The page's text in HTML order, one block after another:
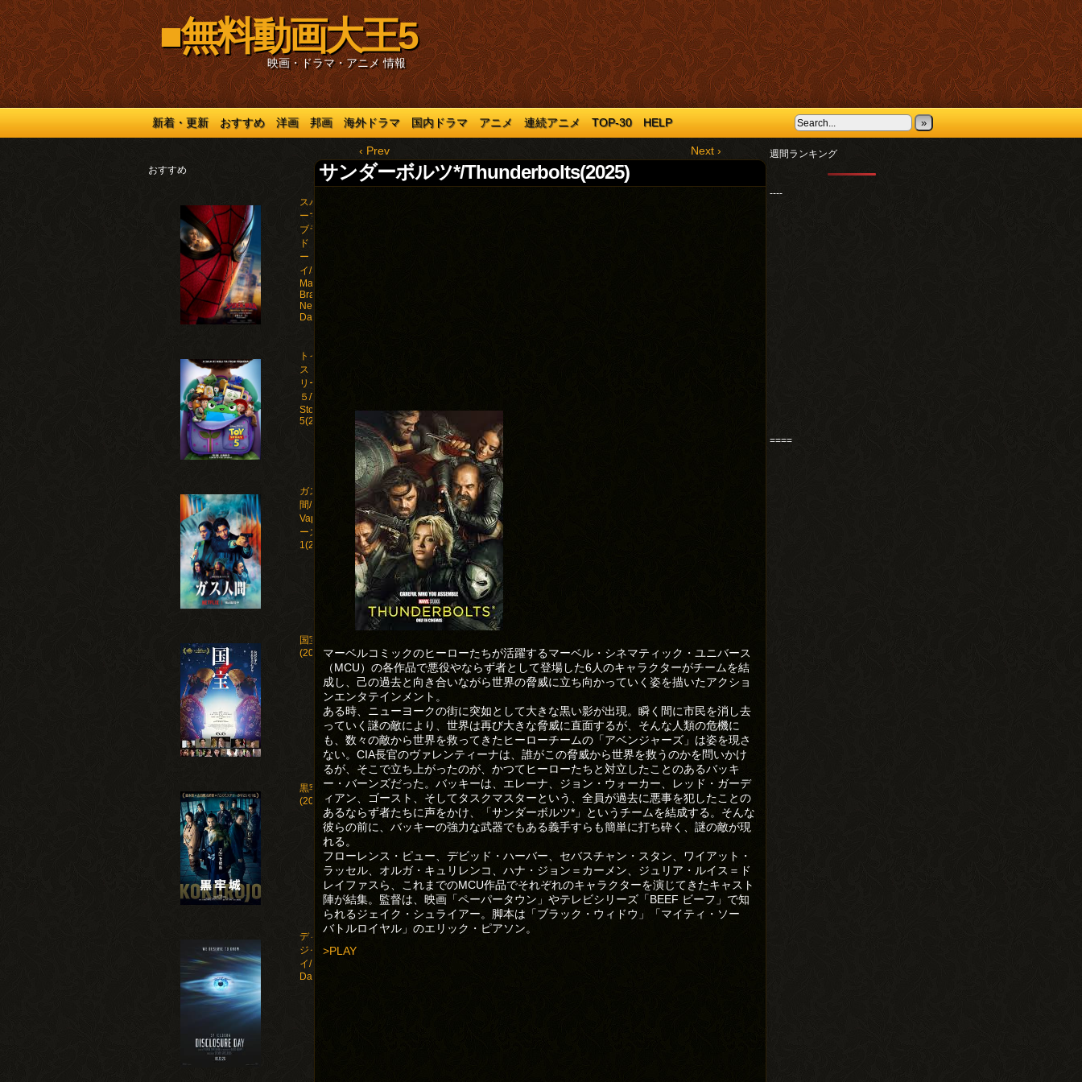
■無料動画大王5
映画・ドラマ・アニメ 情報
新着・更新 おすすめ 洋画 邦画 海外ドラマ 国内ドラマ アニメ 連続アニメ TOP-30 HELP »
おすすめ
スパイダ
ーマン：
ブラン
ド・ニュ
ー・デ
イ/Spider-
Man:
Brand
New
Day(2026)
トイ・
ストー
リー
５/Toy
Story
5(2026)
ガス人
間/Human
Vapor シ
ーズン
1(2026)
国宝
(2025)
黒牢城
(2026)
ディスクロー
ジャー・デ
イ/Disclosure
Day(2026)
‹ Prev Next ›
サンダーボルツ*/Thunderbolts(2025)
マーベルコミックのヒーローたちが活躍するマーベル・シネマティック・ユニバース
（MCU）の各作品で悪役やならず者として登場した6人のキャラクターがチームを結
成し、己の過去と向き合いながら世界の脅威に立ち向かっていく姿を描いたアクショ
ンエンタテインメント。
ある時、ニューヨークの街に突如として大きな黒い影が出現。瞬く間に市民を消し去
っていく謎の敵により、世界は再び大きな脅威に直面するが、そんな人類の危機に
も、数々の敵から世界を救ってきたヒーローチームの「アベンジャーズ」は姿を現さ
ない。CIA長官のヴァレンティーナは、誰がこの脅威から世界を救うのかを問いかけ
るが、そこで立ち上がったのが、かつてヒーローたちと対立したことのあるバッキ
ー・バーンズだった。バッキーは、エレーナ、ジョン・ウォーカー、レッド・ガーデ
ィアン、ゴースト、そしてタスクマスターという、全員が過去に悪事を犯したことの
あるならず者たちに声をかけ、「サンダーボルツ*」というチームを結成する。そんな
彼らの前に、バッキーの強力な武器でもある義手すらも簡単に打ち砕く、謎の敵が現
れる。
フローレンス・ピュー、デビッド・ハーバー、セバスチャン・スタン、ワイアット・
ラッセル、オルガ・キュリレンコ、ハナ・ジョン＝カーメン、ジュリア・ルイス＝ド
レイファスら、これまでのMCU作品でそれぞれのキャラクターを演じてきたキャスト
陣が結集。監督は、映画「ペーパータウン」やテレビシリーズ「BEEF ビーフ」で知
られるジェイク・シュライアー。脚本は「ブラック・ウィドウ」「マイティ・ソー
バトルロイヤル」のエリック・ピアソン。
>PLAY
週間ランキング
----
====